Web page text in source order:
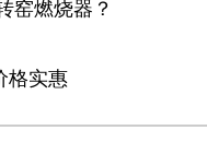
窑燃烧器？
格实惠